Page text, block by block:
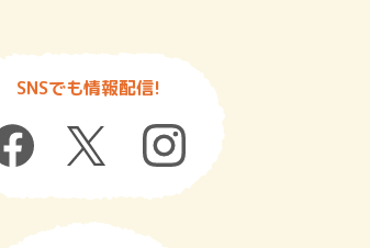
SNSでも情報配信!